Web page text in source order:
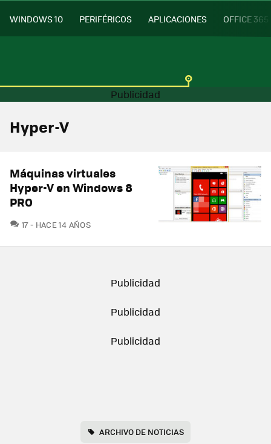
WINDOWS 10 PERIFÉRICOS APLICACIONES OFFICE 365
Hyper-V
Máquinas virtuales
Hyper-V en Windows 8
PRO
17COMENTARIOS
HACE 14 AÑOS
ARCHIVO DE NOTICIAS